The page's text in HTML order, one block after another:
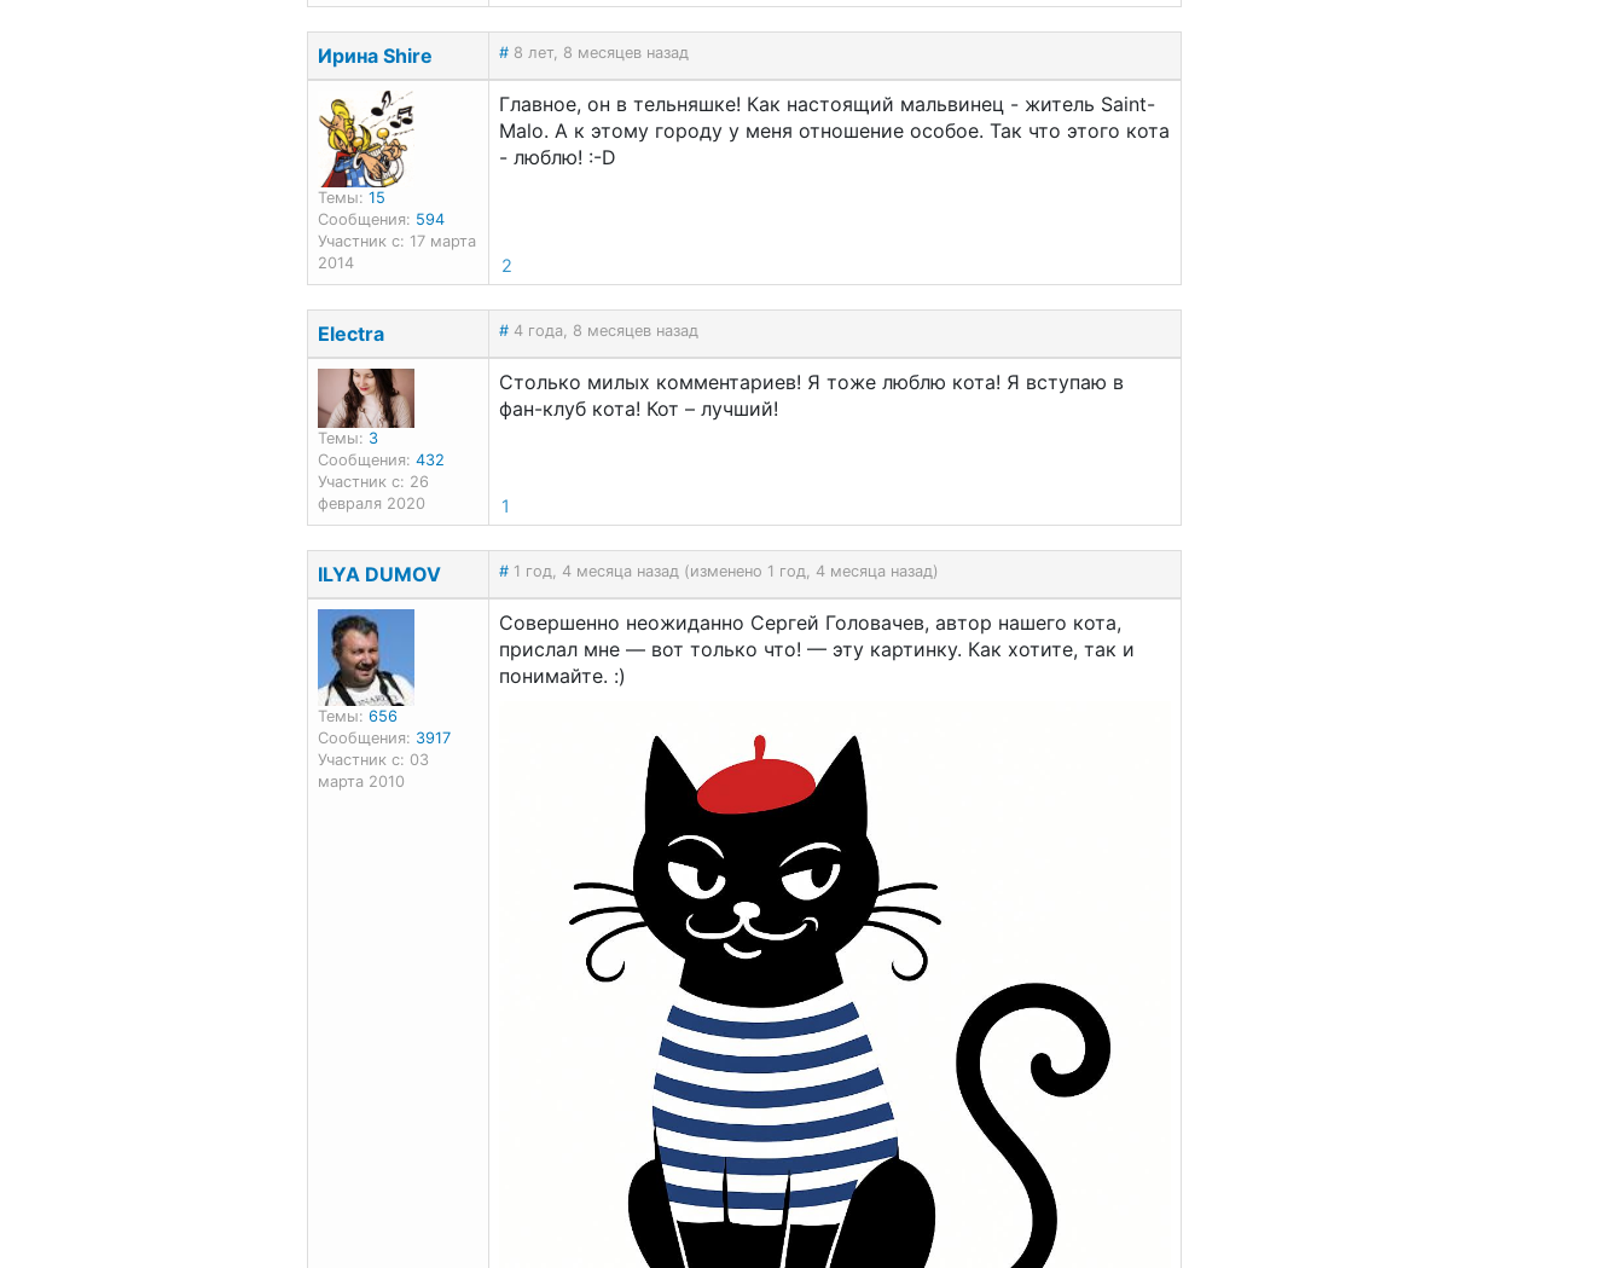
Ирина Shire # 8 лет, 8 месяцев назад
Темы: 15
Сообщения: 594
Участник с: 17 марта
2014
Главное, он в тельняшке! Как настоящий мальвинец - житель Saint-
Malo. А к этому городу у меня отношение особое. Так что этого кота
- люблю! :-D
2
Electra # 4 года, 8 месяцев назад
Темы: 3
Сообщения: 432
Участник с: 26
февраля 2020
Столько милых комментариев! Я тоже люблю кота! Я вступаю в
фан-клуб кота! Кот – лучший!
1
ILYA DUMOV # 1 год, 4 месяца назад (изменено 1 год, 4 месяца назад)
Темы: 656
Сообщения: 3917
Участник с: 03
марта 2010
Совершенно неожиданно Сергей Головачев, автор нашего кота,
прислал мне — вот только что! — эту картинку. Как хотите, так и
понимайте. :)